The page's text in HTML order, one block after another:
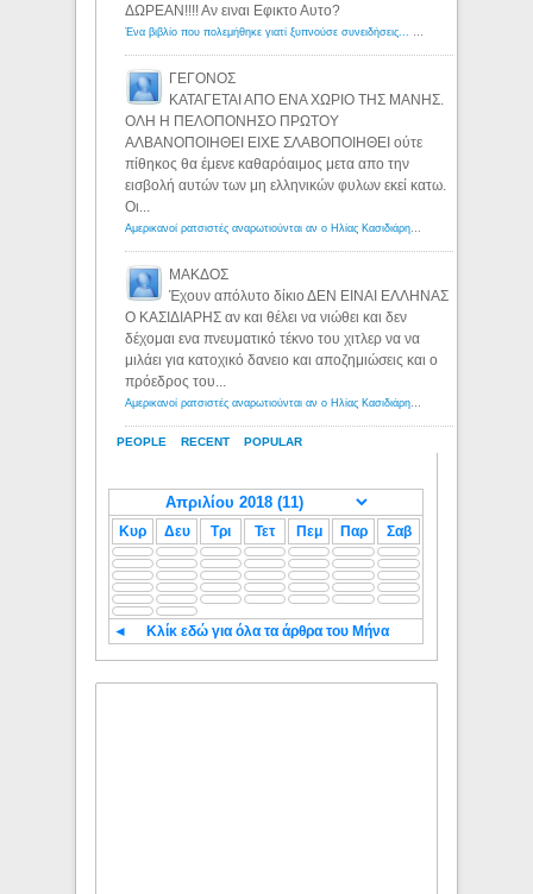
PEOPLE RECENT POPULAR
ΔΩΡΕΑΝ!!!! Αν ειναι Εφικτο Αυτο?
Ένα βιβλίο που πολεμήθηκε γιατί ξυπνούσε συνειδήσεις... - Λόγιος Ερμής | Η γνώση ξεκινάει με την αναζήτηση...
ΓΕΓΟΝΟΣ
ΚΑΤΑΓΕΤΑΙ ΑΠΟ ΕΝΑ ΧΩΡΙΟ ΤΗΣ ΜΑΝΗΣ.
ΟΛΗ Η ΠΕΛΟΠΟΝΗΣΟ ΠΡΩΤΟΥ
ΑΛΒΑΝΟΠΟΙΗΘΕΙ ΕΙΧΕ ΣΛΑΒΟΠΟΙΗΘΕΙ ούτε
πίθηκος θα έμενε καθαρόαιμος μετα απο την
εισβολή αυτών των μη ελληνικών φυλων εκεί κατω.
Οι...
Αμερικανοί ρατσιστές αναρωτιούνται αν ο Ηλίας Κασιδιάρης ανήκει στη λευκή φυλή... - Λόγιος Ερμής
ΜΑΚΔΟΣ
Έχουν απόλυτο δίκιο ΔΕΝ ΕΙΝΑΙ ΕΛΛΗΝΑΣ
Ο ΚΑΣΙΔΙΑΡΗΣ αν και θέλει να νιώθει και δεν
δέχομαι ενα πνευματικό τέκνο του χιτλερ να να
μιλάει για κατοχικό δανειο και αποζημιώσεις και ο
πρόεδρος του...
Αμερικανοί ρατσιστές αναρωτιούνται αν ο Ηλίας Κασιδιάρης ανήκει στη λευκή φυλή... - Λόγιος Ερμής
Κυρ Δευ Τρι Τετ Πεμ Παρ Σαβ
◄ Κλίκ εδώ για όλα τα άρθρα του Μήνα